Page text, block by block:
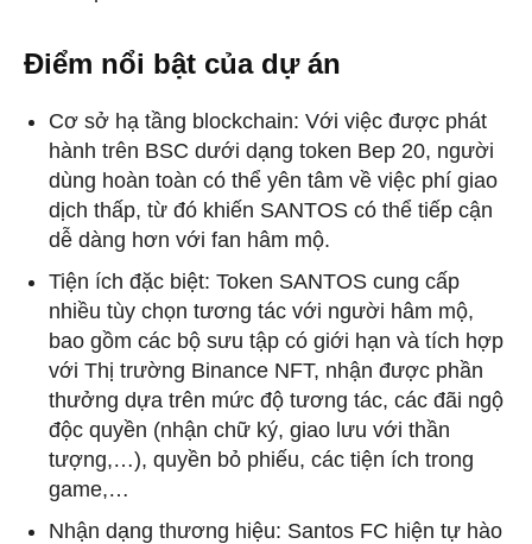
Điểm nổi bật của dự án
Cơ sở hạ tầng blockchain: Với việc được phát
hành trên BSC dưới dạng token Bep 20, người
dùng hoàn toàn có thể yên tâm về việc phí giao
dịch thấp, từ đó khiến SANTOS có thể tiếp cận
dễ dàng hơn với fan hâm mộ.
Tiện ích đặc biệt: Token SANTOS cung cấp
nhiều tùy chọn tương tác với người hâm mộ,
bao gồm các bộ sưu tập có giới hạn và tích hợp
với Thị trường Binance NFT, nhận được phần
thưởng dựa trên mức độ tương tác, các đãi ngộ
độc quyền (nhận chữ ký, giao lưu với thần
tượng,…), quyền bỏ phiếu, các tiện ích trong
game,…
Nhận dạng thương hiệu: Santos FC hiện tự hào